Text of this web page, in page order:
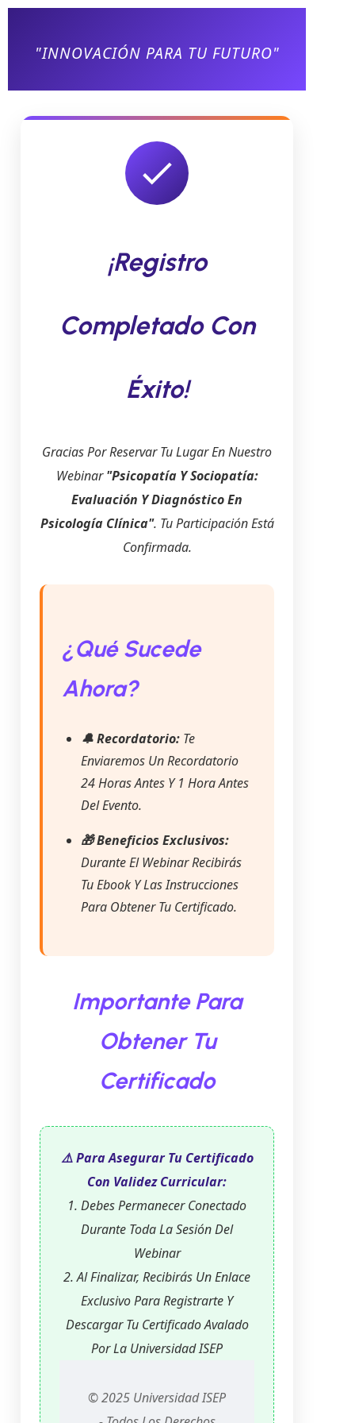
"INNOVACIÓN PARA TU FUTURO"
¡Registro
Completado Con
Éxito!
Gracias Por Reservar Tu Lugar En Nuestro
Webinar"Psicopatía Y Sociopatía:
Evaluación Y Diagnóstico En
Psicología Clínica". Tu Participación Está
Confirmada.
¿Qué Sucede
Ahora?
🔔 Recordatorio: Te
Enviaremos Un Recordatorio
24 Horas Antes Y 1 Hora Antes
Del Evento.
🎁 Beneficios Exclusivos:
Durante El Webinar Recibirás
Tu Ebook Y Las Instrucciones
Para Obtener Tu Certificado.
Importante Para
Obtener Tu
Certificado
⚠️ Para Asegurar Tu Certificado
Con Validez Curricular:
1. Debes Permanecer Conectado
Durante Toda La Sesión Del
Webinar
2. Al Finalizar, Recibirás Un Enlace
Exclusivo Para Registrarte Y
Descargar Tu Certificado Avalado
Por La Universidad ISEP
© 2025 Universidad ISEP